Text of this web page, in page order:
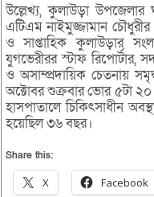
উল্লেখ্য, কুলাউড়া উপজেলার
এটিএম নাইমুজ্জামান
ও সাপ্তাহিক কুলাউড়ার
যুগভেরীরর স্টাফ রিপোর্টার,
ও অসাম্প্রদায়িক চেতনায়
অক্টোবর শুক্রবার ভোর ৫টা
হাসপাতালে চিকিৎসাধীন
হয়েছিল ৩৬ বছর।
Share this:
X Facebook